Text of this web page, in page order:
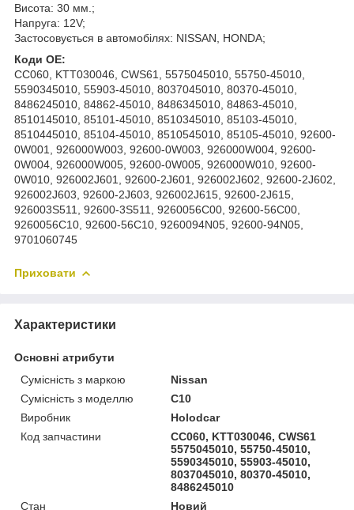
Висота: 30 мм.;
Напруга: 12V;
Застосовується в автомобілях: NISSAN, HONDA;
Коди ОЕ:
CC060, KTT030046, CWS61, 5575045010, 55750-45010,
5590345010, 55903-45010, 8037045010, 80370-45010,
8486245010, 84862-45010, 8486345010, 84863-45010,
8510145010, 85101-45010, 8510345010, 85103-45010,
8510445010, 85104-45010, 8510545010, 85105-45010, 92600-
0W001, 926000W003, 92600-0W003, 926000W004, 92600-
0W004, 926000W005, 92600-0W005, 926000W010, 92600-
0W010, 926002J601, 92600-2J601, 926002J602, 92600-2J602,
926002J603, 92600-2J603, 926002J615, 92600-2J615,
926003S511, 92600-3S511, 9260056C00, 92600-56C00,
9260056C10, 92600-56C10, 9260094N05, 92600-94N05,
9701060745
Приховати
Характеристики
Основні атрибути
Сумісність з маркою
Nissan
Сумісність з моделлю
C10
Виробник
Holodcar
Код запчастини
CC060, KTT030046, CWS61
5575045010, 55750-45010,
5590345010, 55903-45010,
8037045010, 80370-45010,
8486245010
Стан
Новий